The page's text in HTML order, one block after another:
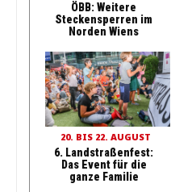
ÖBB: Weitere
Steckensperren im
Norden Wiens
20. BIS 22. AUGUST
6. Landstraßenfest:
Das Event für die
ganze Familie